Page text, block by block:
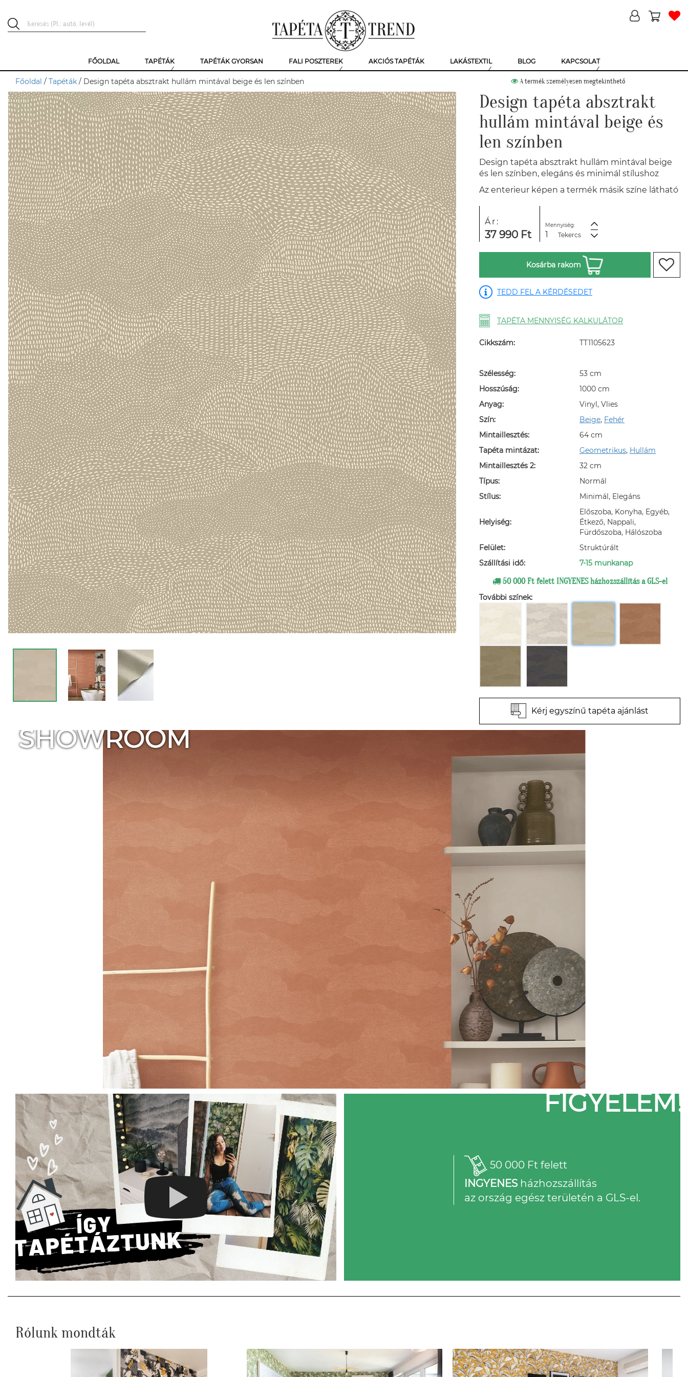
FŐOLDAL TAPÉTÁK TAPÉTÁK GYORSAN FALI POSZTEREK AKCIÓS TAPÉTÁK LAKÁSTEXTIL BLOG KAPCSOLAT
Főoldal / Tapéták / Design tapéta absztrakt hullám mintával beige és len színben A termék személyesen megtekinthető
Design tapéta absztrakt
hullám mintával beige és
len színben
Design tapéta absztrakt hullám mintával beige
és len színben, elegáns és minimál stílushoz
Az enterieur képen a termék másik színe látható
Ár:
37 990 Ft
Mennyiség:
Tekercs
Kosárba rakom
TEDD FEL A KÉRDÉSEDET
TAPÉTA MENNYISÉG KALKULÁTOR
Cikkszám: TT1105623
Szélesség:
53 cm
Hosszúság:
1000 cm
Anyag:
Vinyl, Vlies
Szín:
Beige, Fehér
Mintaillesztés:
64 cm
Tapéta mintázat:
Geometrikus, Hullám
Mintaillesztés 2:
32 cm
Típus:
Normál
Stílus:
Minimál, Elegáns
Helyiség:
Előszoba, Konyha, Egyéb,
Étkező, Nappali,
Fürdőszoba, Hálószoba
Felület:
Struktúrált
Szállítási idő:
7-15 munkanap
50 000 Ft felett INGYENES házhozszállítás a GLS-el
További színek:
Kérj egyszínű tapéta ajánlást
SHOWROOM
FIGYELEM!
50 000 Ft felett
INGYENESházhozszállítás
az ország egész területén a GLS-el.
Rólunk mondták